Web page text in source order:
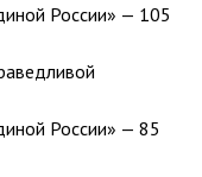
России» — 105
России» — 85